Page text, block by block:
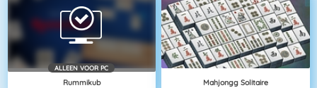
ALLEEN VOOR PC
Rummikub Mahjongg Solitaire